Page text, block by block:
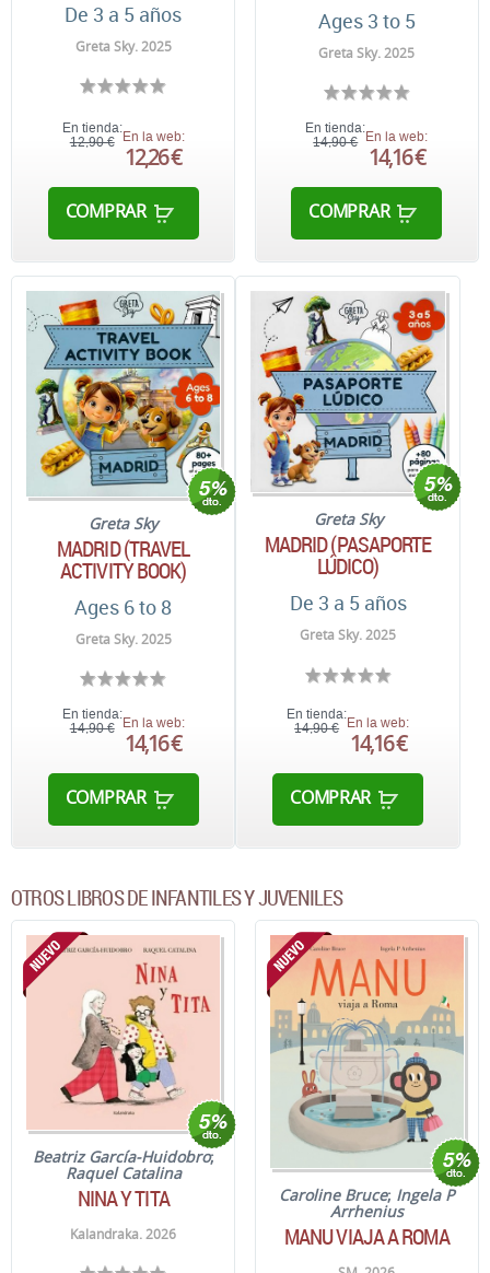
De 3 a 5 años
Greta Sky. 2025
En tienda:
12,90 € En la web:
12,26 €
COMPRAR
Ages 3 to 5
Greta Sky. 2025
En tienda:
14,90 € En la web:
14,16 €
COMPRAR
Greta Sky
MADRID (TRAVEL
ACTIVITY BOOK)
Ages 6 to 8
Greta Sky. 2025
En tienda:
14,90 € En la web:
14,16 €
COMPRAR
Greta Sky
MADRID (PASAPORTE
LÚDICO)
De 3 a 5 años
Greta Sky. 2025
En tienda:
14,90 €
En la web:
14,16 €
COMPRAR
OTROS LIBROS DE INFANTILES Y JUVENILES
Beatriz García-Huidobro;
Raquel Catalina
NINA Y TITA
Kalandraka. 2026
Caroline Bruce; Ingela P
Arrhenius
MANU VIAJA A ROMA